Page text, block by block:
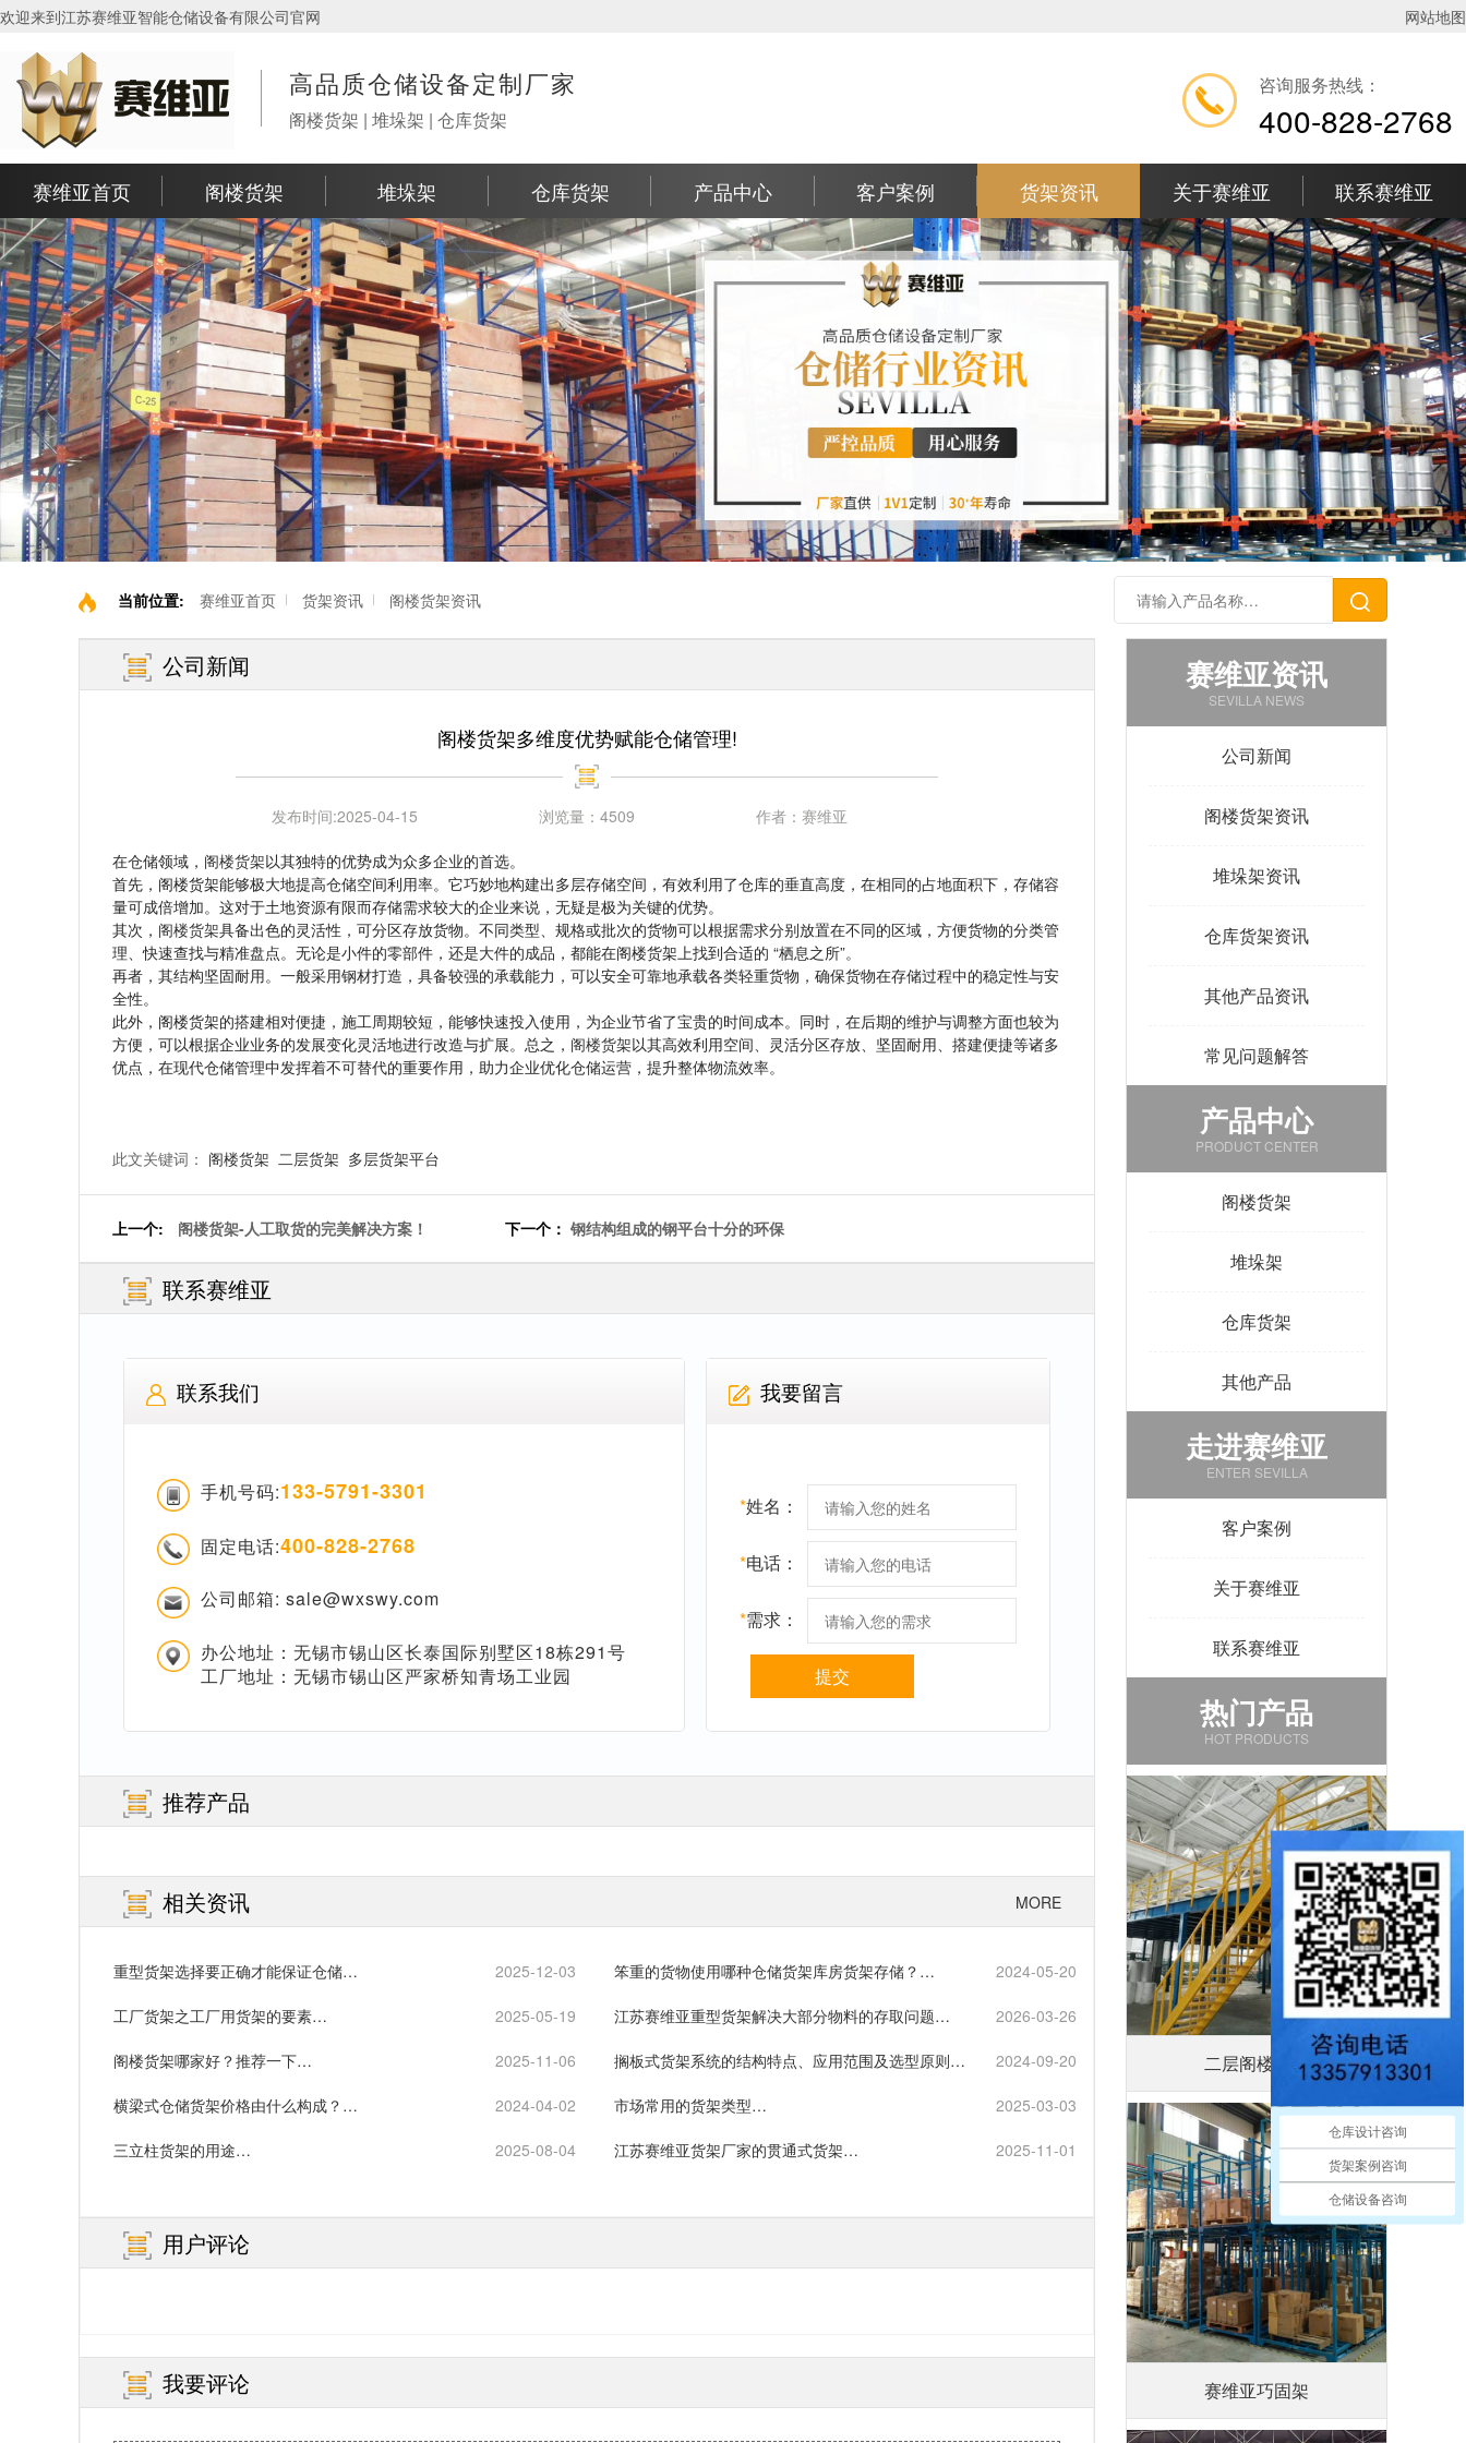
欢迎来到江苏赛维亚智能仓储设备有限公司官网 网站地图
高品质仓储设备定制厂家
阁楼货架 | 堆垛架 | 仓库货架
咨询服务热线：
400-828-2768
赛维亚首页 阁楼货架 堆垛架 仓库货架 产品中心 客户案例 货架资讯 关于赛维亚 联系赛维亚
当前位置: 赛维亚首页 货架资讯 阁楼货架资讯
公司新闻
阁楼货架多维度优势赋能仓储管理!
发布时间:2025-04-15 浏览量： 4509 作者： 赛维亚
在仓储领域， 阁楼货架以其独特的优势成为众多企业的首选。
首先，阁楼货架能够极大地提高仓储空间利用率。它巧妙地构建出多层存储空间，有效利用了仓库的垂直高度，在相同的占地面积下，存储容
量可成倍增加。这对于土地资源有限而存储需求较大的企业来说，无疑是极为关键的优势。
其次， 阁楼货架具备出色的灵活性，可分区存放货物。不同类型、规格或批次的货物可以根据需求分别放置在不同的区域，方便货物的分类管
理、快速查找与精准盘点。无论是小件的零部件，还是大件的成品，都能在阁楼货架上找到合适的 “栖息之所”。
再者，其结构坚固耐用。一般采用钢材打造，具备较强的承载能力，可以安全可靠地承载各类轻重货物，确保货物在存储过程中的稳定性与安
全性。
此外，阁楼货架的搭建相对便捷，施工周期较短，能够快速投入使用，为企业节省了宝贵的时间成本。同时，在后期的维护与调整方面也较为
方便，可以根据企业业务的发展变化灵活地进行改造与扩展。总之， 阁楼货架以其高效利用空间、灵活分区存放、坚固耐用、搭建便捷等诸多
优点，在现代仓储管理中发挥着不可替代的重要作用，助力企业优化仓储运营，提升整体物流效率。
此文关键词： 阁楼货架 二层货架 多层货架平台
上一个: 阁楼货架-人工取货的完美解决方案！ 下一个： 钢结构组成的钢平台十分的环保
联系赛维亚
联系我们
手机号码:133-5791-3301
固定电话:400-828-2768
公司邮箱: sale@wxswy.com
办公地址：无锡市锡山区长泰国际别墅区18栋291号
工厂地址：无锡市锡山区严家桥知青场工业园
我要留言
*姓名：
*电话：
*需求：
提交
推荐产品
相关资讯 MORE
重型货架选择要正确才能保证仓储… 2025-12-03 笨重的货物使用哪种仓储货架库房货架存储？… 2024-05-20
工厂货架之工厂用货架的要素… 2025-05-19 江苏赛维亚重型货架解决大部分物料的存取问题… 2026-03-26
阁楼货架哪家好？推荐一下… 2025-11-06 搁板式货架系统的结构特点、应用范围及选型原则… 2024-09-20
横梁式仓储货架价格由什么构成？… 2024-04-02 市场常用的货架类型… 2025-03-03
三立柱货架的用途… 2025-08-04 江苏赛维亚货架厂家的贯通式货架… 2025-11-01
用户评论
我要评论
赛维亚资讯
SEVILLA NEWS
公司新闻
阁楼货架资讯
堆垛架资讯
仓库货架资讯
其他产品资讯
常见问题解答
产品中心
PRODUCT CENTER
阁楼货架
堆垛架
仓库货架
其他产品
走进赛维亚
ENTER SEVILLA
客户案例
关于赛维亚
联系赛维亚
热门产品
HOT PRODUCTS
二层阁楼平台
赛维亚巧固架
仓库设计咨询
货架案例咨询
仓储设备咨询